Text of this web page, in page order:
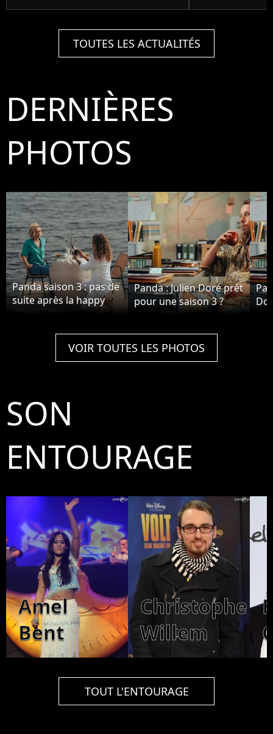
TOUTES LES ACTUALITÉS
DERNIÈRES
PHOTOS
Panda saison 3 : pas de
suite après la happy
Panda : Julien Doré prêt
pour une saison 3 ?
VOIR TOUTES LES PHOTOS
SON
ENTOURAGE
Amel
Bent
Christophe
Willem
TOUT L'ENTOURAGE